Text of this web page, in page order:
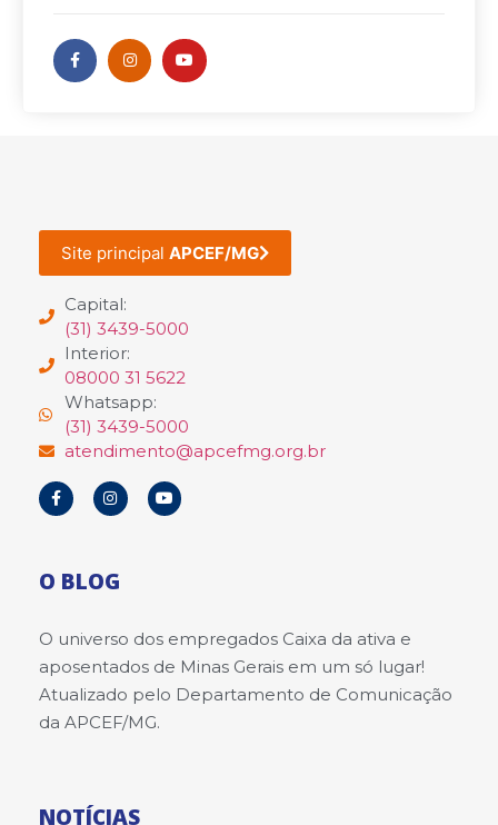
Site principal APCEF/MG
Capital:
(31) 3439-5000
Interior:
08000 31 5622
Whatsapp:
(31) 3439-5000
atendimento@apcefmg.org.br
O BLOG
O universo dos empregados Caixa da ativa e
aposentados de Minas Gerais em um só lugar!
Atualizado pelo Departamento de Comunicação
da APCEF/MG.
NOTÍCIAS